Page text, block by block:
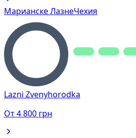
Марианске ЛазнеЧехия
Lazni Zvenyhorodka
От4 800 грн